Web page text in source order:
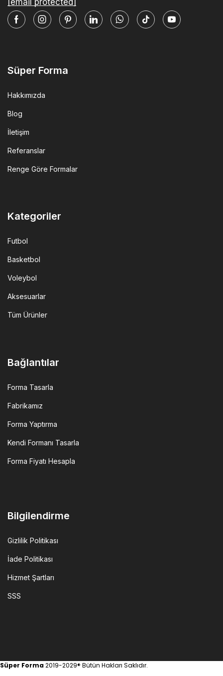
[email protected]
FacebookInstagramPinterestLinkedinWhatsapp
Tik-
Youtube
Süper Forma
Hakkımızda
Blog
İletişim
Referanslar
Renge Göre Formalar
Kategoriler
Futbol
Basketbol
Voleybol
Aksesuarlar
Tüm Ürünler
Bağlantılar
Forma Tasarla
Fabrikamız
Forma Yaptırma
Kendi Formanı Tasarla
Forma Fiyatı Hesapla
Bilgilendirme
Gizlilik Politikası
İade Politikası
Hizmet Şartları
SSS
Süper Forma2019-2029® Bütün Hakları Saklıdır.